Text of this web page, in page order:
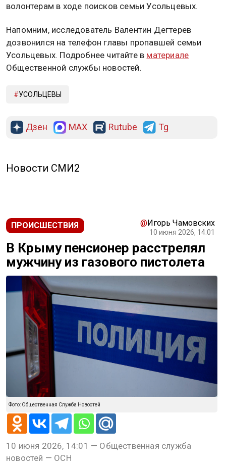
волонтерам в ходе поисков семьи Усольцевых.
Напомним, исследователь Валентин Дегтерев
дозвонился на телефон главы пропавшей семьи
Усольцевых. Подробнее читайте в материале
Общественной службы новостей.
УСОЛЬЦЕВЫ
Дзен MAX Rutube Tg
Новости СМИ2
ПРОИСШЕСТВИЯ @Игорь Чамовских
10 июня 2026, 14:01
В Крыму пенсионер расстрелял
мужчину из газового пистолета
Фото: Общественная Служба Новостей
10 июня 2026, 14:01 — Общественная служба
новостей — ОСН